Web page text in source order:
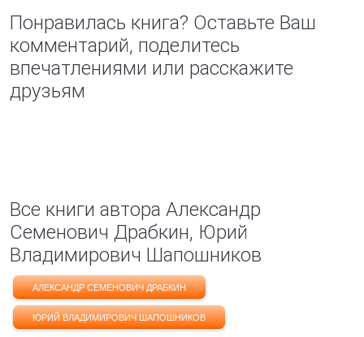
Понравилась книга? Оставьте Ваш
комментарий, поделитесь
впечатлениями или расскажите
друзьям
Все книги автора Александр
Семенович Драбкин, Юрий
Владимирович Шапошников
АЛЕКСАНДР СЕМЕНОВИЧ ДРАБКИН
ЮРИЙ ВЛАДИМИРОВИЧ ШАПОШНИКОВ